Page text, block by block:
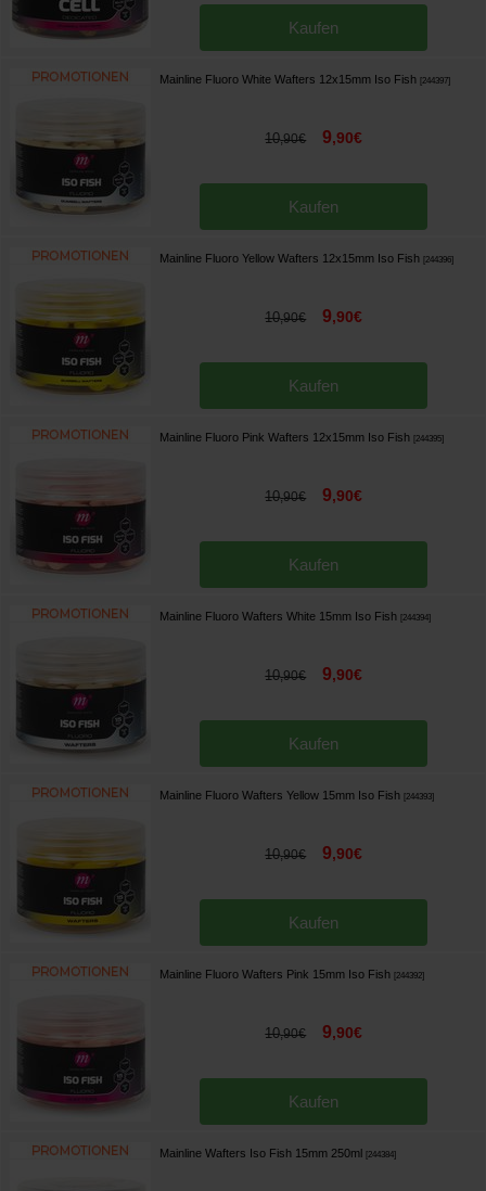
Kaufen
Mainline Fluoro White Wafters 12x15mm Iso Fish [244397]
10,90€ 9,90€
Kaufen
Mainline Fluoro Yellow Wafters 12x15mm Iso Fish [244396]
10,90€ 9,90€
Kaufen
Mainline Fluoro Pink Wafters 12x15mm Iso Fish [244395]
10,90€ 9,90€
Kaufen
Mainline Fluoro Wafters White 15mm Iso Fish [244394]
10,90€ 9,90€
Kaufen
Mainline Fluoro Wafters Yellow 15mm Iso Fish [244393]
10,90€ 9,90€
Kaufen
Mainline Fluoro Wafters Pink 15mm Iso Fish [244392]
10,90€ 9,90€
Kaufen
Mainline Wafters Iso Fish 15mm 250ml [244384]